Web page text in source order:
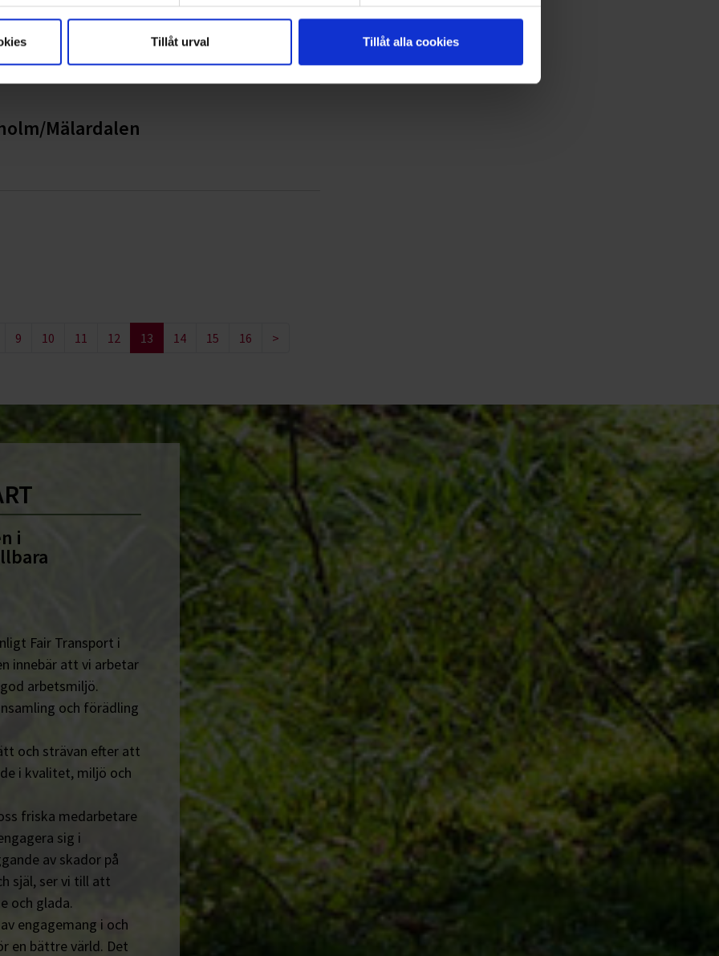
Tillåt urval Tillåt alla cookies
Mälardalen
9 10 11 12 13 14 15 16 >
i
Fair Transport i
innebär att vi arbetar
arbetsmiljö.
och förädling
och strävan efter att
i kvalitet, miljö och
friska medarbetare
sig i
av skador på
själ, ser vi till att
och glada.
engagemang i och
en bättre värld. Det